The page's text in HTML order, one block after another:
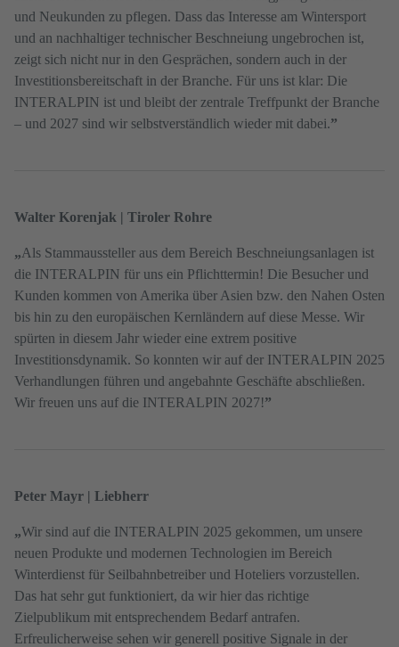
und Neukunden zu pflegen. Dass das Interesse am Wintersport
und an nachhaltiger technischer Beschneiung ungebrochen ist,
zeigt sich nicht nur in den Gesprächen, sondern auch in der
Investitionsbereitschaft in der Branche. Für uns ist klar: Die
INTERALPIN ist und bleibt der zentrale Treffpunkt der Branche
– und 2027 sind wir selbstverständlich wieder mit dabei.”
Walter Korenjak | Tiroler Rohre
„Als Stammaussteller aus dem Bereich Beschneiungsanlagen ist
die INTERALPIN für uns ein Pflichttermin! Die Besucher und
Kunden kommen von Amerika über Asien bzw. den Nahen Osten
bis hin zu den europäischen Kernländern auf diese Messe. Wir
spürten in diesem Jahr wieder eine extrem positive
Investitionsdynamik. So konnten wir auf der INTERALPIN 2025
Verhandlungen führen und angebahnte Geschäfte abschließen.
Wir freuen uns auf die INTERALPIN 2027!”
Peter Mayr | Liebherr
„Wir sind auf die INTERALPIN 2025 gekommen, um unsere
neuen Produkte und modernen Technologien im Bereich
Winterdienst für Seilbahnbetreiber und Hoteliers vorzustellen.
Das hat sehr gut funktioniert, da wir hier das richtige
Zielpublikum mit entsprechendem Bedarf antrafen.
Erfreulicherweise sehen wir generell positive Signale in der